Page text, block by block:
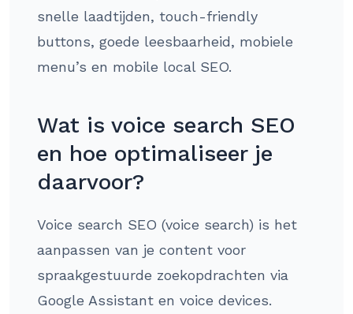
snelle laadtijden, touch-friendly
buttons, goede leesbaarheid, mobiele
menu’s en mobile local SEO.
Wat is voice search SEO
en hoe optimaliseer je
daarvoor?
Voice search SEO (voice search) is het
aanpassen van je content voor
spraakgestuurde zoekopdrachten via
Google Assistant en voice devices.